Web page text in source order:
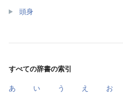
頭身
すべての辞書の索引
あ い う え お